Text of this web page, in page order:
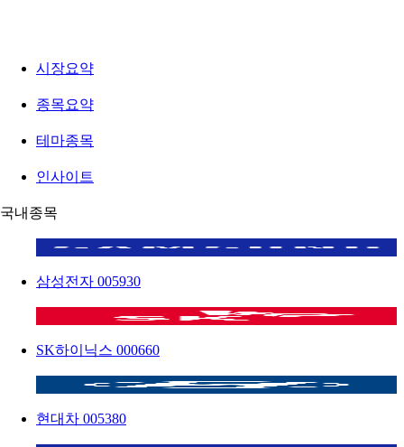
시장요약
종목요약
테마종목
인사이트
국내종목
삼성전자 005930
SK하이닉스 000660
현대차 005380